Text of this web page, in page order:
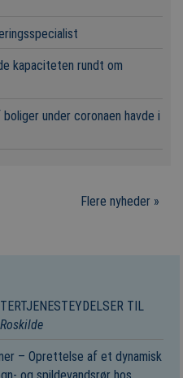
kapaciteten rundt om
under coronaen havde i
Flere nyheder »
TIL
Roskilde
– Oprettelse af et dynamisk